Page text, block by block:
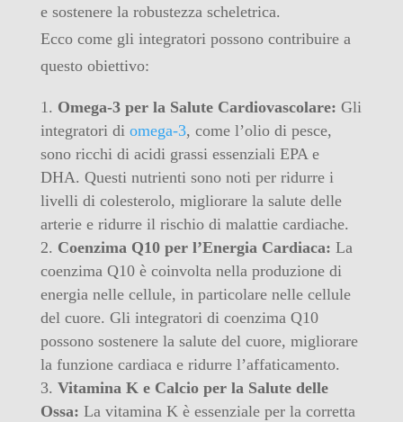
e sostenere la robustezza scheletrica.
Ecco come gli integratori possono contribuire a
questo obiettivo:
Omega-3 per la Salute Cardiovascolare: Gli
integratori di omega-3, come l’olio di pesce,
sono ricchi di acidi grassi essenziali EPA e
DHA. Questi nutrienti sono noti per ridurre i
livelli di colesterolo, migliorare la salute delle
arterie e ridurre il rischio di malattie cardiache.
Coenzima Q10 per l’Energia Cardiaca: La
coenzima Q10 è coinvolta nella produzione di
energia nelle cellule, in particolare nelle cellule
del cuore. Gli integratori di coenzima Q10
possono sostenere la salute del cuore, migliorare
la funzione cardiaca e ridurre l’affaticamento.
Vitamina K e Calcio per la Salute delle
Ossa: La vitamina K è essenziale per la corretta